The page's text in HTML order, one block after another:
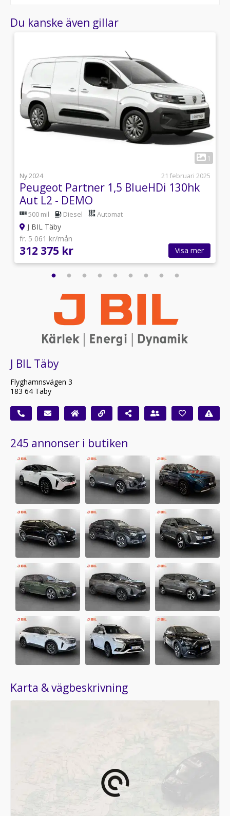
Du kanske även gillar
1
Ny 2024
21 februari 2025
Peugeot Partner 1,5 BlueHDi 130hk
Aut L2 - DEMO
500 mil Diesel Automat
J BIL Täby
fr. 5 061 kr/mån
312 375 kr Visa mer
J BIL Täby
Flyghamnsvägen 3
183 64 Täby
245 annonser i butiken
Karta & vägbeskrivning